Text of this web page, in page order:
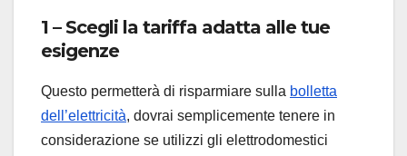
1 – Scegli la tariffa adatta alle tue
esigenze
Questo permetterà di risparmiare sulla bolletta
dell’elettricità, dovrai semplicemente tenere in
considerazione se utilizzi gli elettrodomestici